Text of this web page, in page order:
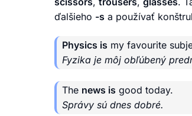
ďalšieho -s a používať
Physics is my favourite
Fyzika je môj obľúbený
The news is good today.
Správy sú dnes dobré.